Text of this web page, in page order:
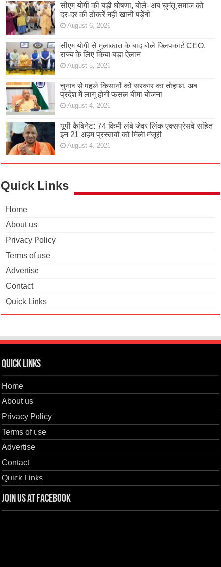
सीएम योगी की बड़ी घोषणा, बोले- अब घुमंतू समाज को
दर-दर की ठोकरें नहीं खानी पड़ेंगी
August 6, 2026
सीएम योगी से मुलाकात के बाद बोले फ्लिपकार्ट CEO,
राज्य के लिए किया बड़ा ऐलान
August 5, 2026
चुनाव से पहले किसानों को सरकार का तोहफा, अब
प्रदेश में लागू होगी फसल बीमा योजना
August 4, 2026
यूपी कैबिनेट: 74 किमी लंबे जेवर लिंक एक्सप्रेसवे सहित
इन 21 अहम प्रस्तावों को मिली मंजूरी
August 4, 2026
Quick Links
Home
About us
Privacy Policy
Terms of use
Advertise
Contact
Quick Links
Quick Links
Home
About us
Privacy Policy
Terms of use
Advertise
Contact
Quick Links
Join us at Facebook